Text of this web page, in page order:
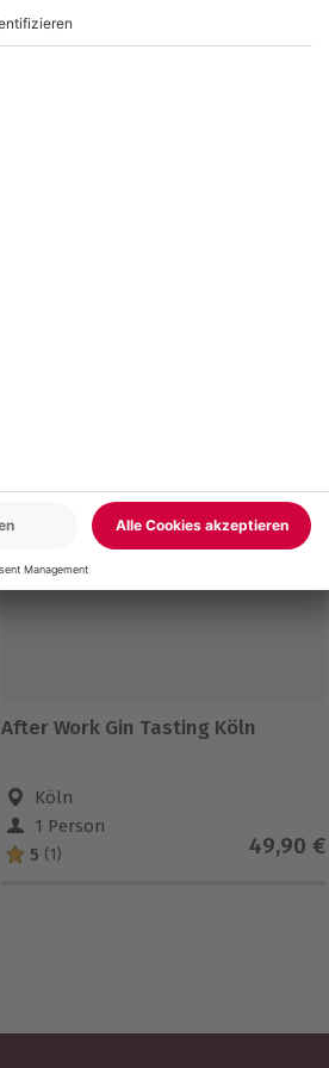
-15% CLUB DEAL
After Work Gin Tasting Köln
Köln
1 Person
5 (1) 49,90 €